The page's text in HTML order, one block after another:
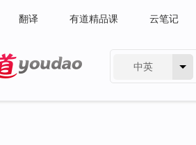
翻译 有道精品课 云笔记
中英